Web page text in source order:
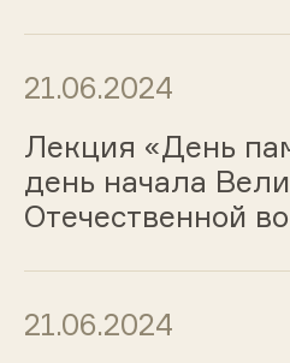
21.06.2024
Лекция «День
день начала
Отечественной
21.06.2024